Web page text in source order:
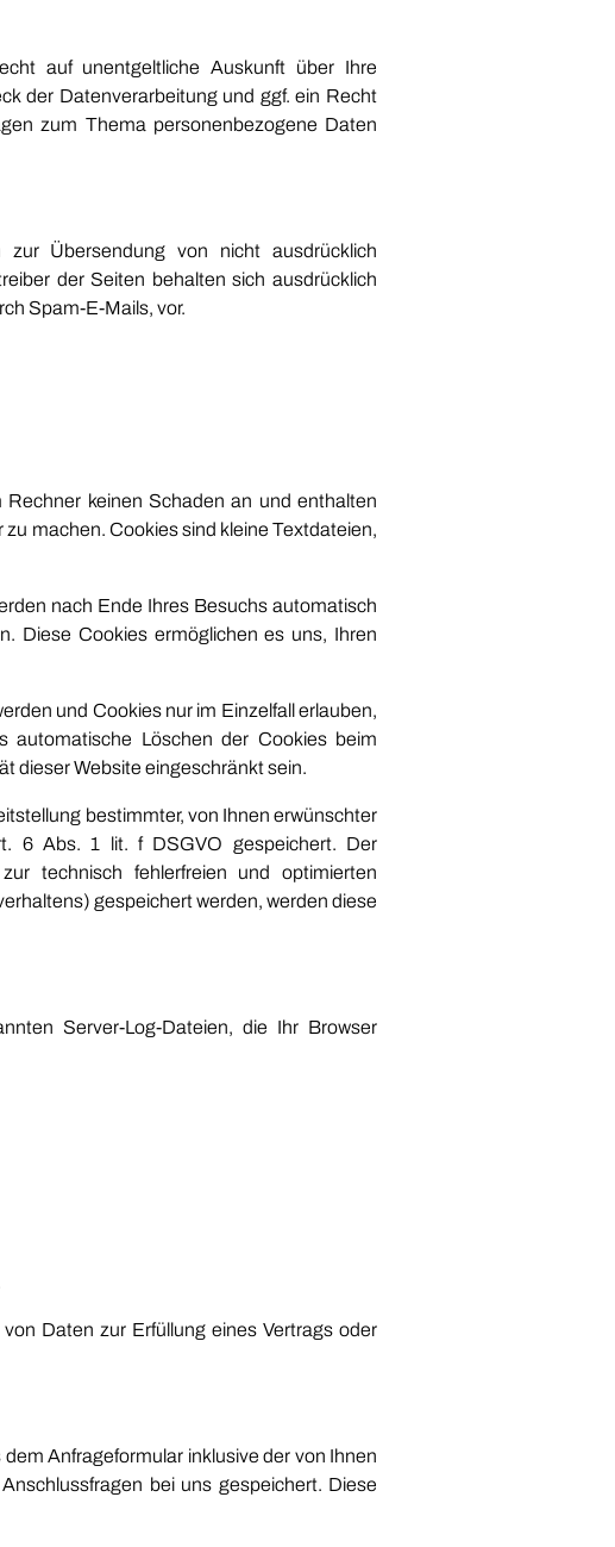
auf unentgeltliche Auskunft über Ihre
der Datenverarbeitung und ggf. ein Recht
zum Thema personenbezogene Daten
Übersendung von nicht ausdrücklich
der Seiten behalten sich ausdrücklich
Spam-E-Mails, vor.
keinen Schaden an und enthalten
machen. Cookies sind kleine Textdateien,
nach Ende Ihres Besuchs automatisch
Diese Cookies ermöglichen es uns, Ihren
und Cookies nur im Einzelfall erlauben,
automatische Löschen der Cookies beim
dieser Website eingeschränkt sein.
bestimmter, von Ihnen erwünschter
6 Abs. 1 lit. f DSGVO gespeichert. Der
technisch fehlerfreien und optimierten
gespeichert werden, werden diese
Server-Log-Dateien, die Ihr Browser
Daten zur Erfüllung eines Vertrags oder
Anfrageformular inklusive der von Ihnen
bei uns gespeichert. Diese